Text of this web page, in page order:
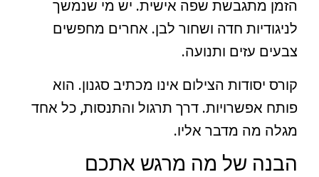
הזמן מתגבשת שפה אישית. יש מי שנמשך
לניגודיות חדה ושחור לבן. אחרים מחפשים
צבעים עזים ותנועה.
קורס יסודות הצילום אינו מכתיב סגנון. הוא
פותח אפשרויות. דרך תרגול והתנסות, כל אחד
מגלה מה מדבר אליו.
הבנה של מה מרגש אתכם